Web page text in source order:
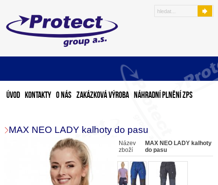
MAX NEO LADY kalhoty do pasu
Název
zboží
MAX NEO LADY kalhoty
do pasu
Úvod Kontakty O nás Zakázková výroba Náhradní plnění ZPS